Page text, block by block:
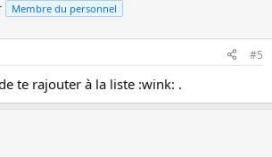
Membre du personnel
#5
te rajouter à la liste :wink: .